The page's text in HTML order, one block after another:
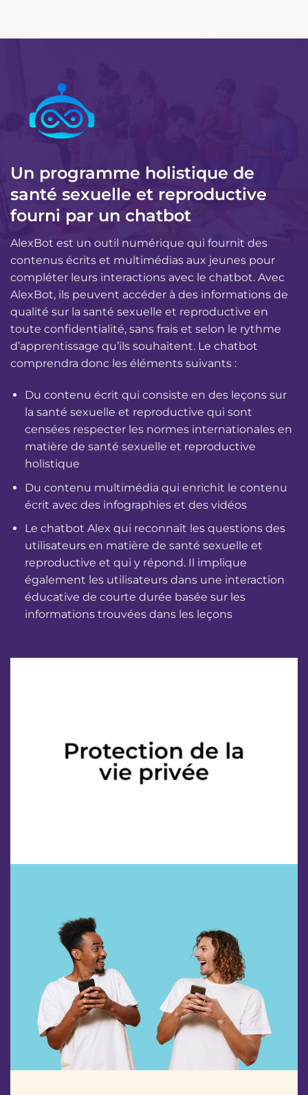
Un programme holistique de
santé sexuelle et reproductive
fourni par un chatbot
AlexBot est un outil numérique qui fournit des
contenus écrits et multimédias aux jeunes pour
compléter leurs interactions avec le chatbot. Avec
AlexBot, ils peuvent accéder à des informations de
qualité sur la santé sexuelle et reproductive en
toute confidentialité, sans frais et selon le rythme
d’apprentissage qu’ils souhaitent. Le chatbot
comprendra donc les éléments suivants :
Du contenu écrit qui consiste en des leçons sur
la santé sexuelle et reproductive qui sont
censées respecter les normes internationales en
matière de santé sexuelle et reproductive
holistique
Du contenu multimédia qui enrichit le contenu
écrit avec des infographies et des vidéos
Le chatbot Alex qui reconnaît les questions des
utilisateurs en matière de santé sexuelle et
reproductive et qui y répond. Il implique
également les utilisateurs dans une interaction
éducative de courte durée basée sur les
informations trouvées dans les leçons
Protection de la
vie privée